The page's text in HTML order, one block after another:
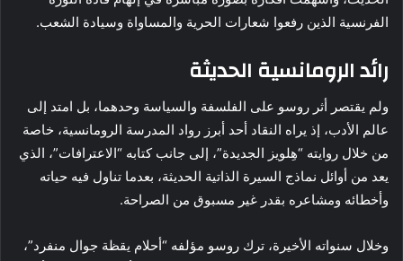
الفرنسية الذين رفعوا شعارات الحرية والمساواة وسيادة الشعب.
رائد الرومانسية الحديثة
ولم يقتصر أثر روسو على الفلسفة والسياسة وحدهما، بل امتد إلى
عالم الأدب، إذ يراه النقاد أحد أبرز رواد المدرسة الرومانسية، خاصة
من خلال روايته “هِلويز الجديدة”، إلى جانب كتابه “الاعترافات”، الذي
يعد من أوائل نماذج السيرة الذاتية الحديثة، بعدما تناول فيه حياته
وأخطائه ومشاعره بقدر غير مسبوق من الصراحة.
وخلال سنواته الأخيرة، ترك روسو مؤلفه “أحلام يقظة جوال منفرد”،